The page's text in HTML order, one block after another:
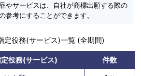
やサービスは、自社が商標出願する際の
参考にすることができます。
定役務(サービス)一覧 (全期間)
役務(サービス)
件数